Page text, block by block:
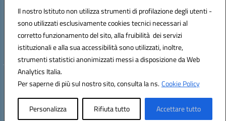
Il nostro Istituto non utilizza strumenti di profilazione degli utenti -
sono utilizzati esclusivamente cookies tecnici necessari al
corretto funzionamento del sito, alla fruibilità dei servizi
istituzionali e alla sua accessibilità sono utilizzati, inoltre,
strumenti statistici anonimizzati messi a disposizione da Web
Analytics Italia.
Per saperne di più sul nostro sito, consulta la ns.Cookie Policy
Personalizza Rifiuta tutto Accettare tutto
Indirizzo: VIA BRECCIAME, 46 - 81024 MADDALONI (CE)
Mail: CEIC8AU001@istruzione.it - Pec: CEIC8AU001@pec.istruzione.it -
Telefono: 0823408721
Meccanografico: CEIC8AU001
Codice fiscale: 93086080616
Hosting & Powered by 3D Solution S.r.l.
Concept & Design by Designers Italia